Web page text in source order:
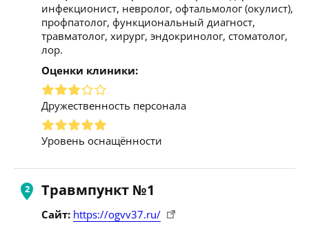
инфекционист, невролог, офтальмолог (окулист),
профпатолог, функциональный диагност,
травматолог, хирург, эндокринолог, стоматолог,
лор.
Оценки клиники:
Дружественность персонала
Уровень оснащённости
Травмпункт №1
Сайт: https://ogvv37.ru/